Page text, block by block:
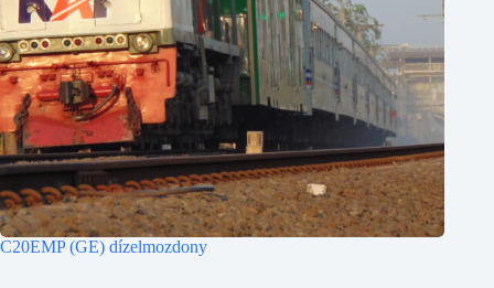
C20EMP (GE) dízelmozdony